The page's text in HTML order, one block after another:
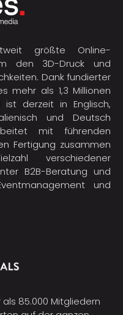
größte Online-
den 3D-Druck und
Dank fundierter
mehr als 1,3 Millionen
derzeit in Englisch,
und Deutsch
mit führenden
Fertigung zusammen
verschiedener
B2B-Beratung und
und
85.000 Mitgliedern